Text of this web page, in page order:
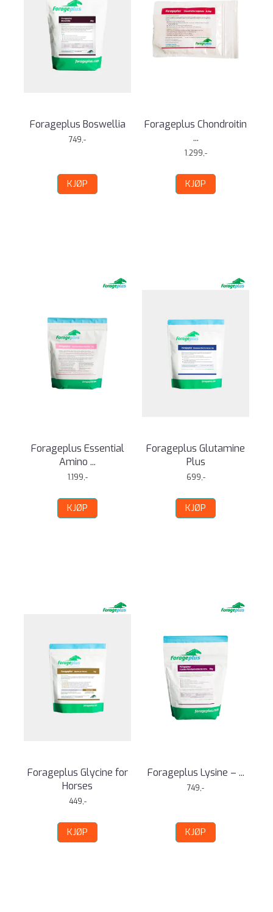
Forageplus Boswellia
749,-
KJØP
Forageplus Chondroitin
...
1.299,-
KJØP
Forageplus Essential
Amino ...
1.199,-
KJØP
Forageplus Glutamine
Plus
699,-
KJØP
Forageplus Glycine for
Horses
449,-
KJØP
Forageplus Lysine – ...
749,-
KJØP